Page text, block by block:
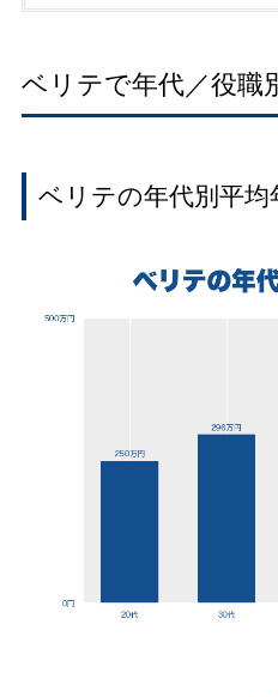
ベリテで年代／役職
ベリテの年代別平均